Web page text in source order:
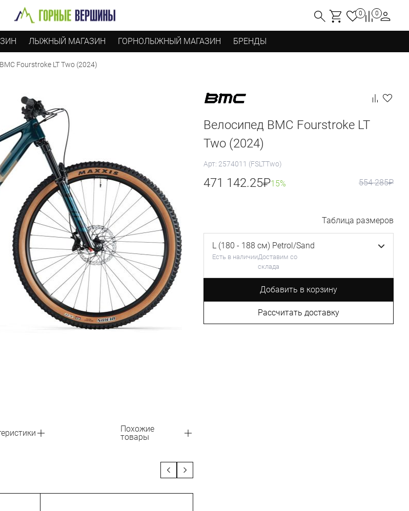
0 0
ЛЫЖНЫЙ МАГАЗИН ГОРНОЛЫЖНЫЙ МАГАЗИН БРЕНДЫ
Fourstroke LT Two (2024)
Велосипед BMC Fourstroke LT
Two (2024)
Арт: 2574011 (FSLTTwo)
471 142.25₽15% 554 285₽
Таблица размеров
L (180 - 188 см) Petrol/Sand
Есть в наличииДоставим со
склада
Добавить в корзину
Рассчитать доставку
Похожие
товары